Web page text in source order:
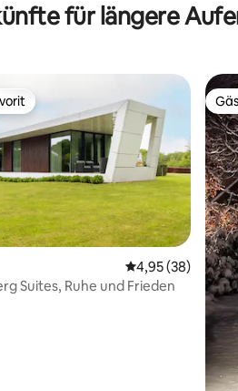
für längere
Durchschnittliche
4,95 (38)
Suites, Ruhe und Frieden